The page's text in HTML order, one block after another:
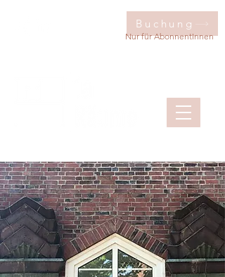
Buchung
Nur für AbonnentInnen